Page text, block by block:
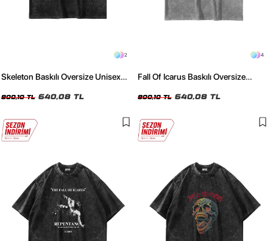
2
Skeleton Baskılı Oversize Unisex
800,10 TL 640,08 TL
4
Fall Of Icarus Baskılı Oversize
800,10 TL 640,08 TL